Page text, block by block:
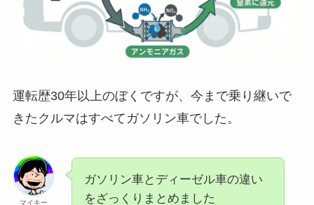
運転歴30年以上のぼくですが、今まで乗り継いで
きたクルマはすべてガソリン車でした。
マイキー
ガソリン車とディーゼル車の違い
をざっくりまとめました